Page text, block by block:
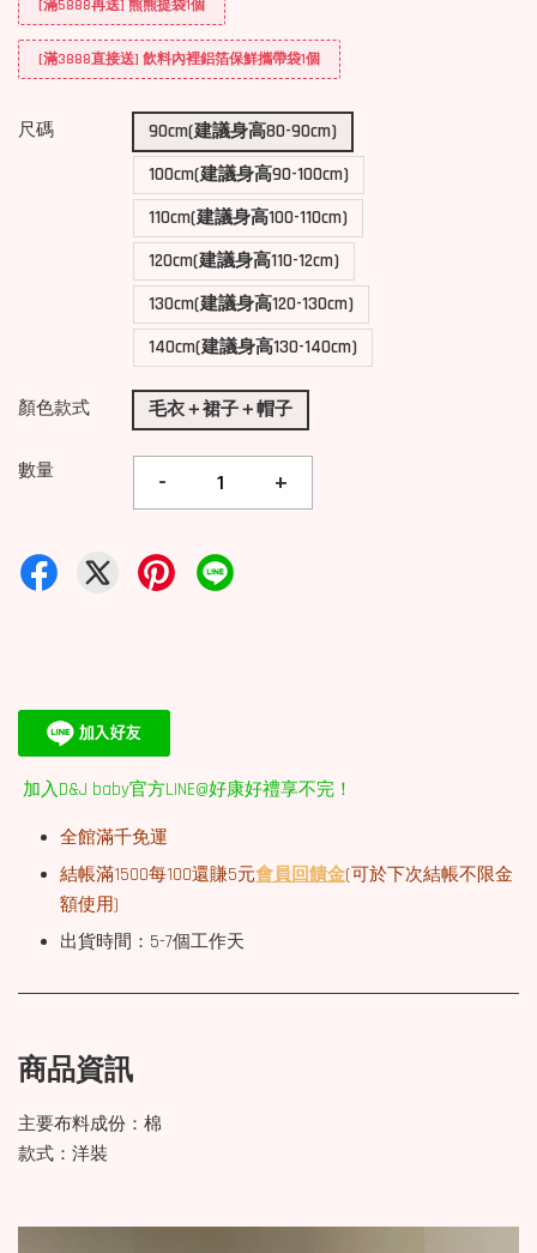
[滿5888再送] 熊熊提袋1個
[滿3888直接送] 飲料內裡鋁箔保鮮攜帶袋1個
尺碼
90cm(建議身高80-90cm)
100cm(建議身高90-100cm)
110cm(建議身高100-110cm)
120cm(建議身高110-12cm)
130cm(建議身高120-130cm)
140cm(建議身高130-140cm)
顏色款式 毛衣＋裙子＋帽子
數量 - +
加入D&J baby官方LINE@好康好禮享不完！
全館滿千免運
結帳滿1500每100還賺5元會員回饋金(可於下次結帳不限金
額使用)
出貨時間：5-7個工作天
商品資訊
主要布料成份：棉
款式：洋裝